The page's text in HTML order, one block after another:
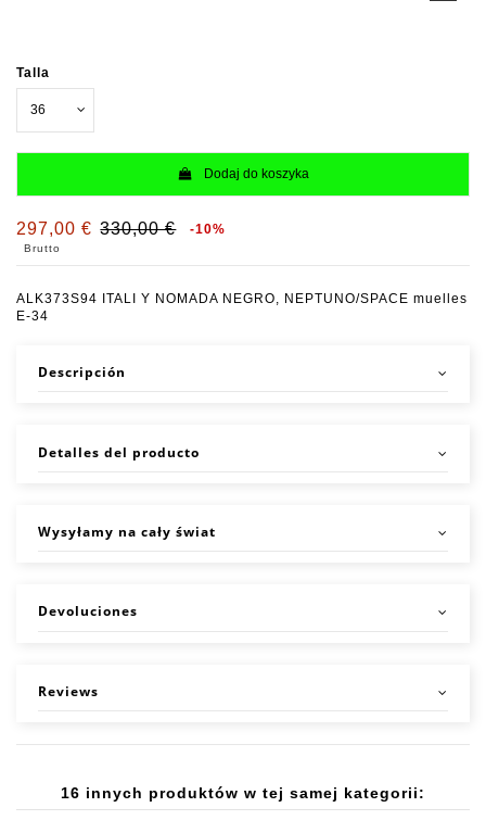
Talla
Dodaj do koszyka
297,00 € 330,00 € -10%
Brutto
ALK373S94 ITALI Y NOMADA NEGRO, NEPTUNO/SPACE muelles
E-34
Descripción
Detalles del producto
Wysyłamy na cały świat
Devoluciones
Reviews
16 innych produktów w tej samej kategorii: